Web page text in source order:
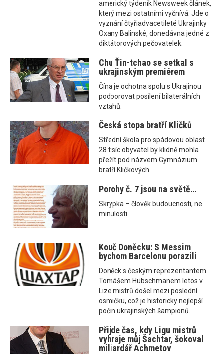
americký týdeník Newsweek článek,
který mezi ostatními vyčnívá. Jde o
vyznání čtyřiadvacetileté Ukrajinky
Oxany Balinské, donedávna jedné z
diktátorových pečovatelek.
Chu Ťin-tchao se setkal s
ukrajinským premiérem
Čína je ochotna spolu s Ukrajinou
podporovat posílení bilaterálních
vztahů.
Česká stopa bratří Kličků
Střední škola pro spádovou oblast
28 tisíc obyvatel by klidně mohla
přežít pod názvem Gymnázium
bratří Kličkových.
Porohy č. 7 jsou na světě…
Skrypka – člověk budoucnosti, ne
minulosti
Kouč Doněcku: S Messim
bychom Barcelonu porazili
Doněck s českým reprezentantem
Tomášem Hübschmanem letos v
Lize mistrů došel mezi poslední
osmičku, což je historicky nejlepší
počin ukrajinských šampionů.
Přijde čas, kdy Ligu mistrů
vyhraje můj Šachtar, šokoval
miliardář Achmetov